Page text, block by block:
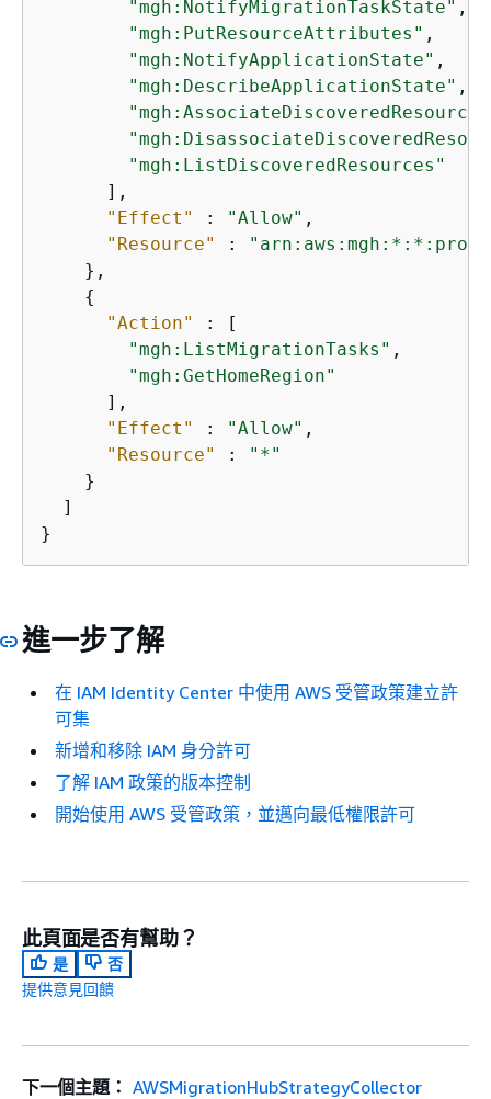
"mgh:NotifyMigrationTaskState" ,
"mgh:PutResourceAttributes" ,
"mgh:NotifyApplicationState" ,
"mgh:DescribeApplicationState" ,
"mgh:AssociateDiscoveredResource"
"mgh:ListDiscoveredResources"
      ],
"Effect"
: "Allow" ,
"Resource"
:
    },
{
"Action"
: [
"mgh:ListMigrationTasks" ,
"mgh:GetHomeRegion"
      ],
"Effect"
: "Allow" ,
"Resource"
:
"*"
    }
  ]
}
進一步了解
在 IAM Identity Center 中使用 AWS 受管政策建立許
可集
新增和移除 IAM 身分許可
了解 IAM 政策的版本控制
開始使用 AWS 受管政策，並邁向最低權限許可
此頁面是否有幫助？
是
否
提供意見回饋
下一個主題： AWSMigrationHubStrategyCollector